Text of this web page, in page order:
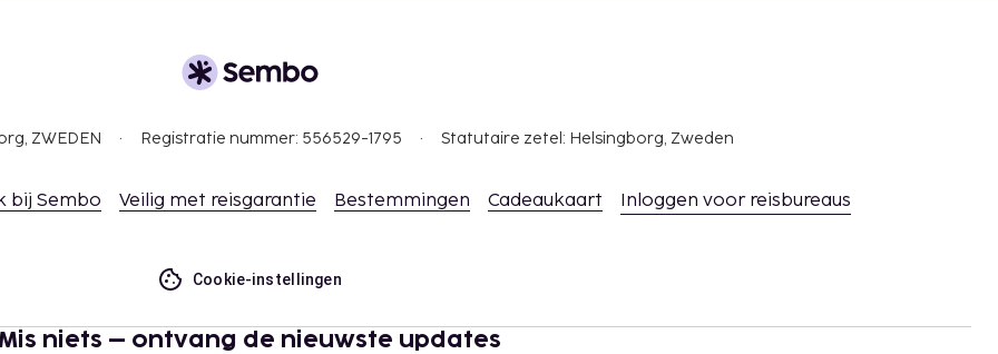
ZWEDEN Registratie nummer: 556529-1795 Statutaire zetel: Helsingborg, Zweden
bij Sembo Veilig met reisgarantie Bestemmingen Cadeaukaart Inloggen voor reisbureaus
Cookie-instellingen
niets – ontvang de nieuwste updates